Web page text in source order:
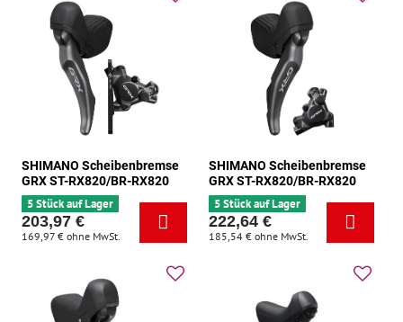
SHIMANO Scheibenbremse
GRX ST-RX820/BR-RX820
5 Stück auf Lager
203,97 €
169,97 € ohne MwSt.
SHIMANO Scheibenbremse
GRX ST-RX820/BR-RX820
5 Stück auf Lager
222,64 €
185,54 € ohne MwSt.